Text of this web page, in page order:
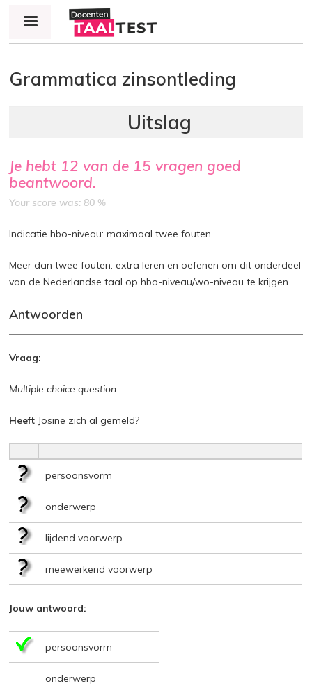
Grammatica zinsontleding
Je hebt 12 van de 15 vragen goed
beantwoord.
Your score was: 80 %
Indicatie hbo-niveau: maximaal twee fouten.
Meer dan twee fouten: extra leren en oefenen om dit onderdeel
van de Nederlandse taal op hbo-niveau/wo-niveau te krijgen.
Antwoorden
Vraag:
Multiple choice question
Heeft Josine zich al gemeld?
persoonsvorm
onderwerp
lijdend voorwerp
meewerkend voorwerp
Jouw antwoord:
persoonsvorm
onderwerp